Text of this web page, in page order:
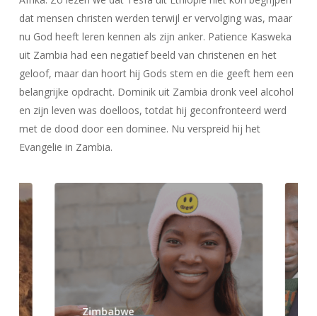
dat mensen christen werden terwijl er vervolging was, maar
nu God heeft leren kennen als zijn anker. Patience Kasweka
uit Zambia had een negatief beeld van christenen en het
geloof, maar dan hoort hij Gods stem en die geeft hem een
belangrijke opdracht. Dominik uit Zambia dronk veel alcohol
en zijn leven was doelloos, totdat hij geconfronteerd werd
met de dood door een dominee. Nu verspreid hij het
Evangelie in Zambia.
Zimbabwe